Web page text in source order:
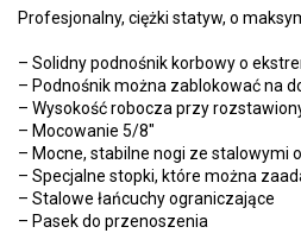
Profesjonalny, ciężki statyw, o
– Solidny podnośnik korbowy o
– Podnośnik można zablokować na
– Wysokość robocza przy
– Mocowanie 5/8″
– Mocne, stabilne nogi ze stalowymi
– Specjalne stopki, które można
– Stalowe łańcuchy ograniczające
– Pasek do przenoszenia